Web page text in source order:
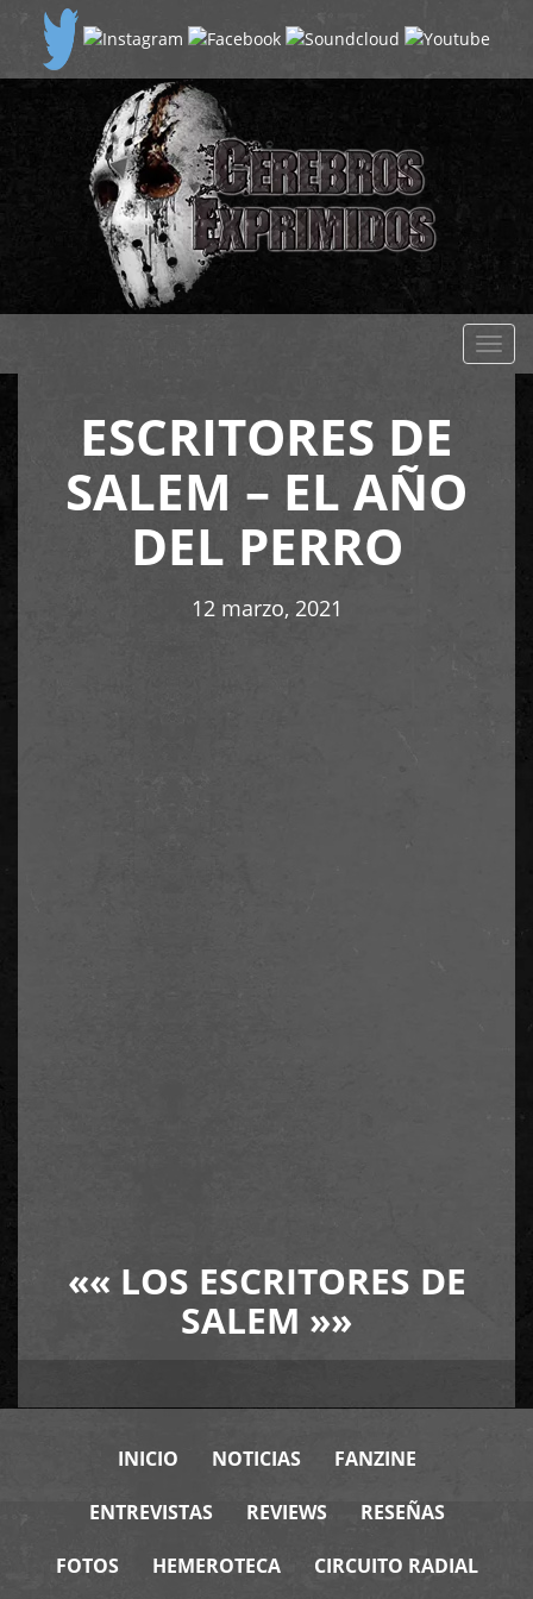
ESCRITORES DE
SALEM – EL AÑO
DEL PERRO
12 marzo, 2021
«« LOS ESCRITORES DE
SALEM »»
INICIO NOTICIAS FANZINE
ENTREVISTAS REVIEWS RESEÑAS
FOTOS HEMEROTECA CIRCUITO RADIAL